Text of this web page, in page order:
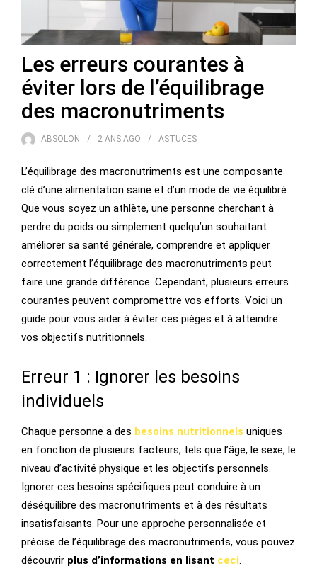
Les erreurs courantes à
éviter lors de l’équilibrage
des macronutriments
ABSOLON 2 ANS AGO ASTUCES
L’équilibrage des macronutriments est une composante
clé d’une alimentation saine et d’un mode de vie équilibré.
Que vous soyez un athlète, une personne cherchant à
perdre du poids ou simplement quelqu’un souhaitant
améliorer sa santé générale, comprendre et appliquer
correctement l’équilibrage des macronutriments peut
faire une grande différence. Cependant, plusieurs erreurs
courantes peuvent compromettre vos efforts. Voici un
guide pour vous aider à éviter ces pièges et à atteindre
vos objectifs nutritionnels.
Erreur 1 : Ignorer les besoins
individuels
Chaque personne a des besoins nutritionnels uniques
en fonction de plusieurs facteurs, tels que l’âge, le sexe, le
niveau d’activité physique et les objectifs personnels.
Ignorer ces besoins spécifiques peut conduire à un
déséquilibre des macronutriments et à des résultats
insatisfaisants. Pour une approche personnalisée et
précise de l’équilibrage des macronutriments, vous pouvez
découvrir plus d’informations en lisant ceci.